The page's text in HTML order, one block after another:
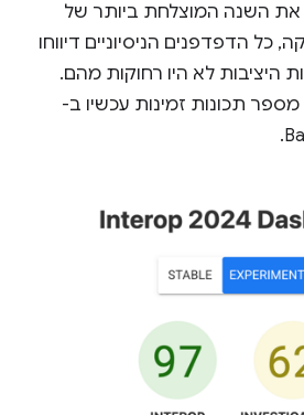
את השנה המוצלחת ביותר של
כל הדפדפנים הניסיוניים דיווחו
והגרסאות היציבות לא היו רחוקות מהם.
תכונות זמינות עכשיו ב-